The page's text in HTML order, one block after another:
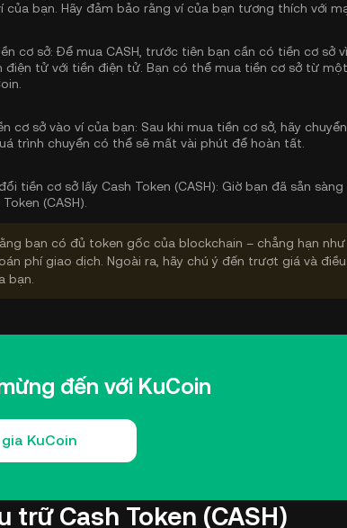
của bạn. Hãy đảm bảo rằng ví của bạn tương thích với
cơ sở: Để mua CASH, trước tiên bạn cần có tiền cơ sở
điện tử với tiền điện tử. Bạn có thể mua tiền cơ sở từ
cơ sở vào ví của bạn: Sau khi mua tiền cơ sở, hãy
trình chuyển có thể sẽ mất vài phút để hoàn tất.
tiền cơ sở lấy Cash Token (CASH): Giờ bạn đã sẵn
(CASH).
bạn có đủ token gốc của blockchain – chẳng hạn
phí giao dịch. Ngoài ra, hãy chú ý đến trượt giá và
bạn.
đến với KuCoin
KuCoin
trữ Cash Token (CASH)